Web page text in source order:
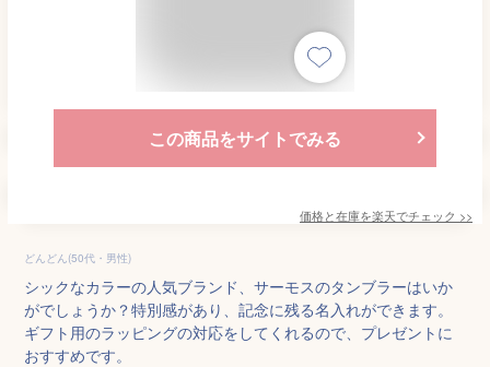
この商品をサイトでみる
価格と在庫を楽天でチェック >>
どんどん(50代・男性)
シックなカラーの人気ブランド、サーモスのタンブラーはいか
がでしょうか？特別感があり、記念に残る名入れができます。
ギフト用のラッピングの対応をしてくれるので、プレゼントに
おすすめです。